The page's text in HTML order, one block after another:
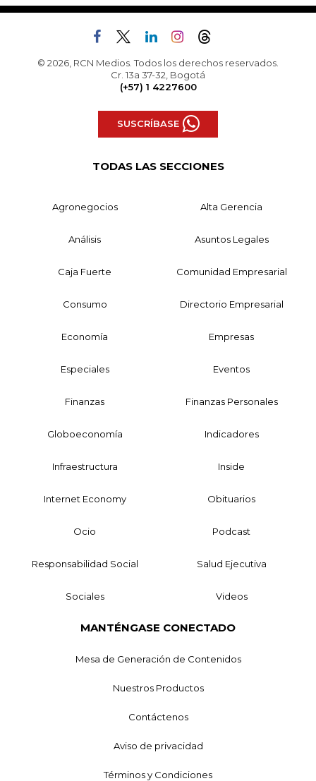
© 2026, RCN Medios. Todos los derechos reservados.
Cr. 13a 37-32, Bogotá
(+57) 1 4227600
SUSCRÍBASE
TODAS LAS SECCIONES
Agronegocios Alta Gerencia
Análisis Asuntos Legales
Caja Fuerte Comunidad Empresarial
Consumo Directorio Empresarial
Economía Empresas
Especiales Eventos
Finanzas Finanzas Personales
Globoeconomía Indicadores
Infraestructura Inside
Internet Economy Obituarios
Ocio Podcast
Responsabilidad Social Salud Ejecutiva
Sociales Videos
MANTÉNGASE CONECTADO
Mesa de Generación de Contenidos
Nuestros Productos
Contáctenos
Aviso de privacidad
Términos y Condiciones